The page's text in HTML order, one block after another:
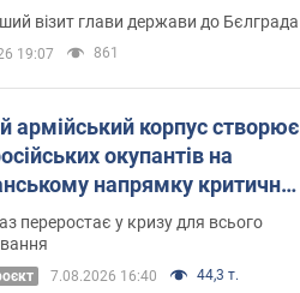
Це перший візит глави держави до Бєлграда
19:07 861
армійський корпус створює
окупантів на
напрямку критичний
як це вдалося
переростає у кризу для всього
7.08.2026 16:40 44,3 т.